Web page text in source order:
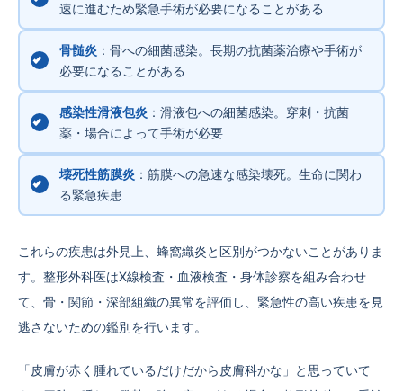
速に進むため緊急手術が必要になることがある
骨髄炎 ：骨への細菌感染。長期の抗菌薬治療や手術が
必要になることがある
感染性滑液包炎 ：滑液包への細菌感染。穿刺・抗菌
薬・場合によって手術が必要
壊死性筋膜炎 ：筋膜への急速な感染壊死。生命に関わ
る緊急疾患
これらの疾患は外見上、蜂窩織炎と区別がつかないことがありま
す。整形外科医はX線検査・血液検査・身体診察を組み合わせ
て、骨・関節・深部組織の異常を評価し、緊急性の高い疾患を見
逃さないための鑑別を行います。
「皮膚が赤く腫れているだけだから皮膚科かな」と思っていて